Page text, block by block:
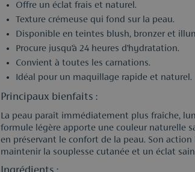
Offre un éclat frais et naturel.
Texture crémeuse qui fond sur la peau.
Disponible en teintes blush, bronzer et
Procure jusqu’à 24 heures d’hydratation.
Convient à toutes les carnations.
Idéal pour un maquillage rapide et naturel.
Principaux bienfaits :
La peau paraît immédiatement plus fraîche,
formule légère apporte une couleur naturelle
en préservant le confort de la peau. Son
maintenir la souplesse cutanée et un éclat